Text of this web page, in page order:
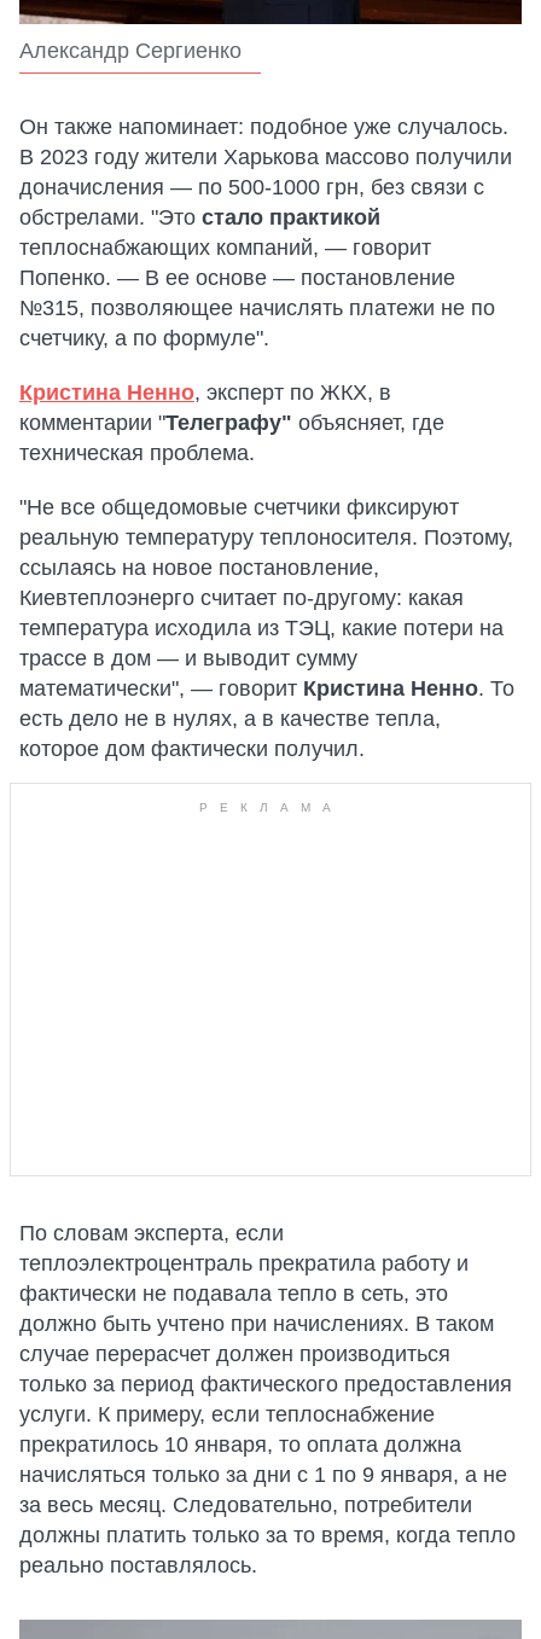
Александр Сергиенко
Он также напоминает: подобное уже случалось.
В 2023 году жители Харькова массово получили
доначисления — по 500-1000 грн, без связи с
обстрелами. "Это стало практикой
теплоснабжающих компаний, — говорит
Попенко. — В ее основе — постановление
№315, позволяющее начислять платежи не по
счетчику, а по формуле".
Кристина Ненно, эксперт по ЖКХ, в
комментарии "Телеграфу" объясняет, где
техническая проблема.
"Не все общедомовые счетчики фиксируют
реальную температуру теплоносителя. Поэтому,
ссылаясь на новое постановление,
Киевтеплоэнерго считает по-другому: какая
температура исходила из ТЭЦ, какие потери на
трассе в дом — и выводит сумму
математически", — говорит Кристина Ненно. То
есть дело не в нулях, а в качестве тепла,
которое дом фактически получил.
По словам эксперта, если
теплоэлектроцентраль прекратила работу и
фактически не подавала тепло в сеть, это
должно быть учтено при начислениях. В таком
случае перерасчет должен производиться
только за период фактического предоставления
услуги. К примеру, если теплоснабжение
прекратилось 10 января, то оплата должна
начисляться только за дни с 1 по 9 января, а не
за весь месяц. Следовательно, потребители
должны платить только за то время, когда тепло
реально поставлялось.